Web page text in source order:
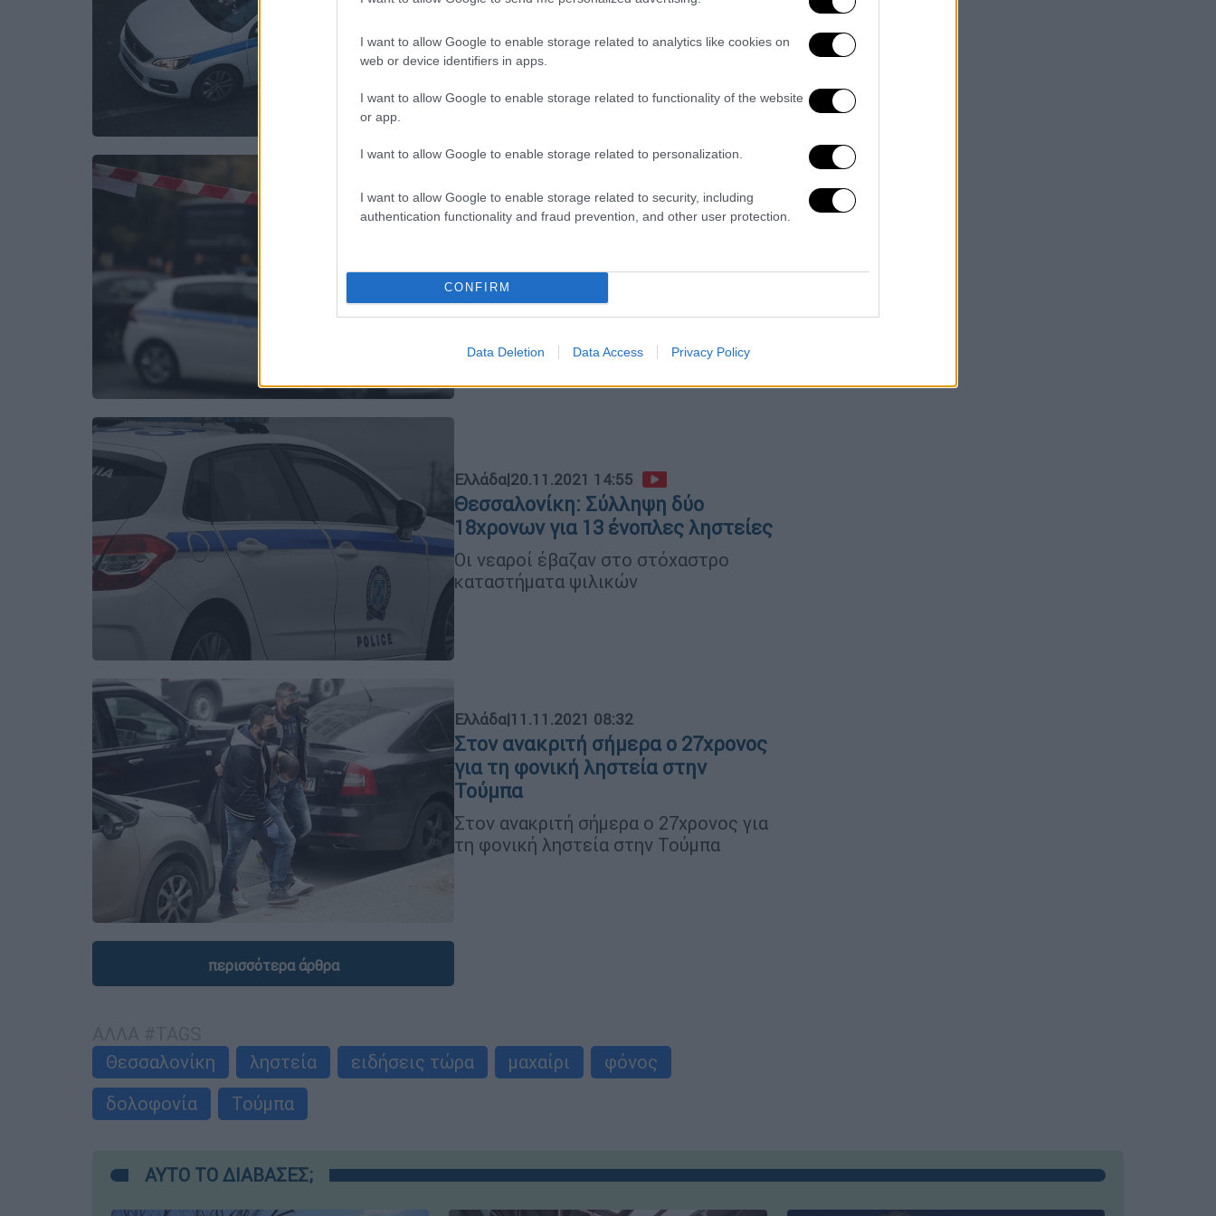
I want to allow Google to enable storage related to analytics like cookies on
web or device identifiers in apps.
I want to allow Google to enable storage related to functionality of the website
or app.
I want to allow Google to enable storage related to personalization.
I want to allow Google to enable storage related to security, including
authentication functionality and fraud prevention, and other user protection.
CONFIRM
Data Deletion Data Access Privacy Policy
Η αστυνομία έχει εξαπολύσει
ανθρωποκυνηγητό για τον εντοπισμό
Ελλάδα|27.01.2023 08:47
Απείλησαν με μαχαίρι υπάλληλο
ΑΧΕΠΑ στη Θεσσαλονίκη - Του
άρπαξαν 200 ευρώ
Ελλάδα|20.11.2021 14:55
Θεσσαλονίκη: Σύλληψη δύο
18χρονων για 13 ένοπλες ληστείες
Οι νεαροί έβαζαν στο στόχαστρο
καταστήματα ψιλικών
Ελλάδα|11.11.2021 08:32
Στον ανακριτή σήμερα ο 27χρονος
για τη φονική ληστεία στην
Τούμπα
Στον ανακριτή σήμερα ο 27χρονος για
τη φονική ληστεία στην Τούμπα
περισσότερα άρθρα
Θεσσαλονίκη
ληστεία ειδήσεις τώρα μαχαίρι
φόνος
δολοφονία
Τούμπα
ΑΥΤΟ ΤΟ ΔΙΑΒΑΣΕΣ;